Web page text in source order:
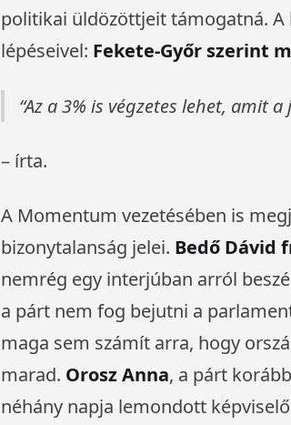
politikai üldözöttjeit támogatná.
lépéseivel: Fekete-Győr szerint
Az a 3% is végzetes lehet, amit
– írta.
A Momentum vezetésében is
bizonytalanság jelei. Bedő Dávid
nemrég egy interjúban arról
a párt nem fog bejutni a
maga sem számít arra, hogy
marad. Orosz Anna, a párt
néhány napja lemondott